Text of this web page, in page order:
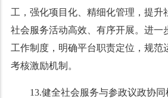
工，强化项目化、精细化管理，提升
社会服务活动高效、有序开展。进一
工作制度，明确平台职责定位，规范
考核激励机制。
13.健全社会服务与参政议政协